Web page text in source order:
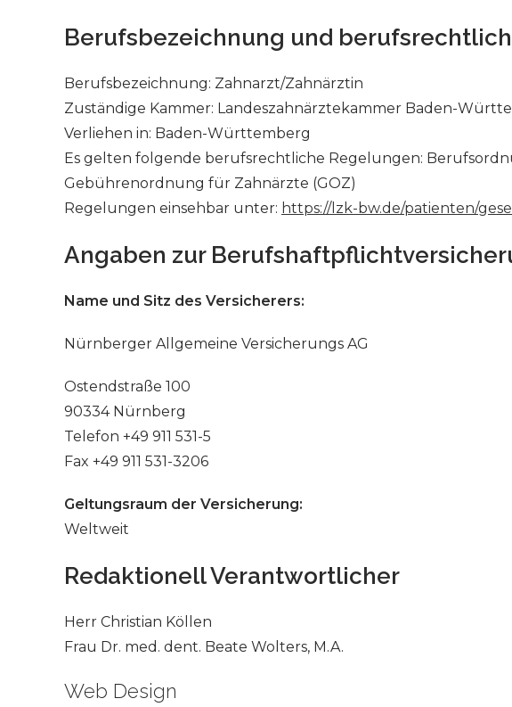
Berufsbezeichnung und
Berufsbezeichnung: Zahnarzt/Zahnärztin
Zuständige Kammer: Landeszahnärztekammer Baden-
Verliehen in: Baden-Württemberg
Es gelten folgende berufsrechtliche Regelungen:
Gebührenordnung für Zahnärzte (GOZ)
Regelungen einsehbar unter: https://lzk-bw.de/patienten/
Angaben zur
Name und Sitz des Versicherers:
Nürnberger Allgemeine Versicherungs AG
Ostendstraße 100
90334 Nürnberg
Telefon +49 911 531-5
Fax +49 911 531-3206
Geltungsraum der Versicherung:
Weltweit
Redaktionell Verantwortlicher
Herr Christian Köllen
Frau Dr. med. dent. Beate Wolters, M.A.
Web Design